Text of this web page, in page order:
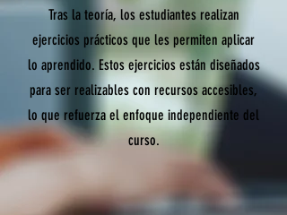
Tras la teoría, los estudiantes realizan
ejercicios prácticos que les permiten aplicar
lo aprendido. Estos ejercicios están diseñados
para ser realizables con recursos accesibles,
lo que refuerza el enfoque independiente del
curso.